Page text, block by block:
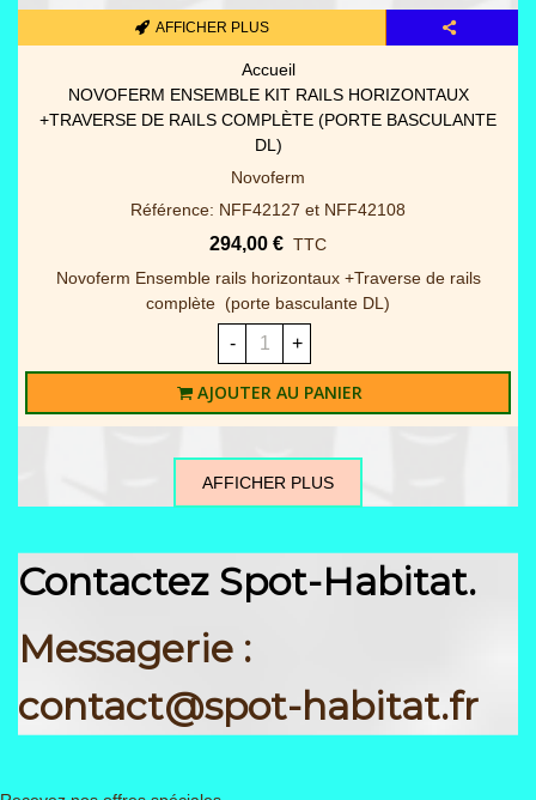
AFFICHER PLUS
Accueil
NOVOFERM ENSEMBLE KIT RAILS HORIZONTAUX
+TRAVERSE DE RAILS COMPLÈTE (PORTE BASCULANTE
DL)
Novoferm
Référence: NFF42127 et NFF42108
294,00 € TTC
Novoferm Ensemble rails horizontaux +Traverse de rails
complète (porte basculante DL)
- +
AJOUTER AU PANIER
AFFICHER PLUS
Contactez Spot-Habitat.
Messagerie :
contact@spot-habitat.fr